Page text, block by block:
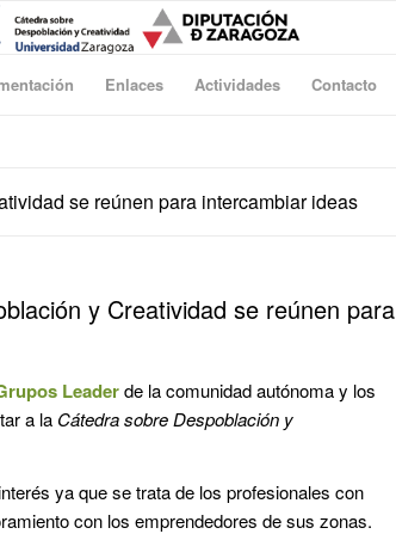
Enlaces Actividades Contacto
se reúnen para intercambiar ideas
y Creatividad se reúnen para
Leaderde la comunidad autónoma y los
a la Cátedra sobre Despoblación y
ya que se trata de los profesionales con
con los emprendedores de sus zonas.